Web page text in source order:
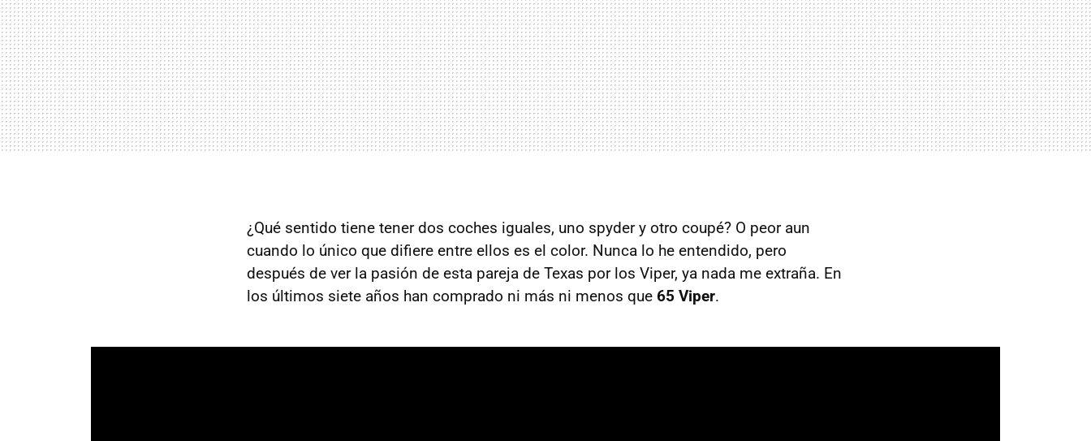
¿Qué sentido tiene tener dos coches iguales, uno spyder y otro coupé? O peor aun
cuando lo único que difiere entre ellos es el color. Nunca lo he entendido, pero
después de ver la pasión de esta pareja de Texas por los Viper, ya nada me extraña. En
los últimos siete años han comprado ni más ni menos que 65 Viper.